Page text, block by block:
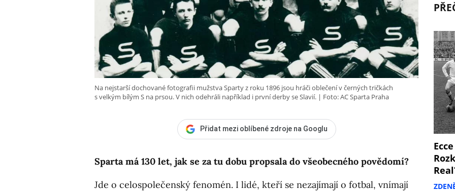
Na nejstarší dochované fotografii mužstva Sparty z roku 1896 jsou hráči oblečení v černých tričkách
s velkým bílým S na prsou. V nich odehráli například i první derby se Slavií.
Foto: AC Sparta Praha
Přidat mezi oblíbené zdroje na Googlu
Sparta má 130 let, jak se za tu dobu propsala do všeobecného povědomí?
Jde o celospolečenský fenomén. I lidé, kteří se nezajímají o fotbal, vnímají